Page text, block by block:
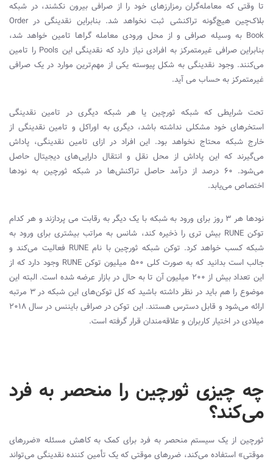
تا وقتی که معامله‌گران رمزارزهای خود را از صرافی بیرون نکشند، در شبکه
بلاک‌چین هیچ‌گونه تراکنشی ثبت نخواهد شد. بنابراین نقدینگی درOrder
Book به وسیله صرافی و از محل ورودی معامله گراها تامین خواهد شد،
بنابراین صرافی غیرمتمرکز به افرادی نیاز دارد که نقدینگی این Pools را تامین
می‌کنند. وجود نقدینگی به شکل پیوسته یکی از مهم‌ترین موارد در یک صرافی
غیرمتمرکز به حساب می آید.
تحت شرایطی که شبکه ثورچین یا هر شبکه دیگری در تامین نقدینگی
استخرهای خود مشکلی نداشته باشد، دیگری به اوراکل و تامین نقدینگی از
خارج شبکه محتاج نخواهد بود. این افراد در ازای تامین نقدینگی، پاداش
می‌گیرند که این پاداش از محل نقل و انتقال دارایی‌های دیجیتال حاصل
می‌شود. ۶۰ درصد از درآمد حاصل تراکنش‌ها در شبکه ثورچین به نودها
اختصاص می‌یابد.
نودها هر ۳ روز برای ورود به شبکه با یک دیگر به رقابت می پردازند و هر کدام
توکنRUNE بیش تری را ذخیره کند، شانس به مراتب بیشتری برای ورود به
شبکه کسب خواهد کرد. توکن شبکه ثورچین با نام RUNE فعالیت می‌کند و
جالب است بدانید که به صورت کلی ۵۰۰ میلیون توکن
RUNE وجود دارد که از
این تعداد بیش از ۲۰۰ میلیون آن تا به حال در بازار عرضه شده است. البته این
موضوع را هم باید در نظر داشته باشید که کل توکن‌های این شبکه در ۳ مرتبه
ارائه می‌شود و قابل دسترس هستند. این توکن در صرافی بایننس در سال ۲۰۱۸
میلادی در اختیار کاربران و علاقه‌مندان قرار گرفته است.
چه چیزی ثورچین را منحصر به فرد
می‌کند؟
ثورچین از یک سیستم منحصر به فرد برای کمک به کاهش مسئله «ضررهای
موقتی» استفاده می‌کند، ضررهای موقتی که یک تأمین کننده نقدینگی می‌تواند